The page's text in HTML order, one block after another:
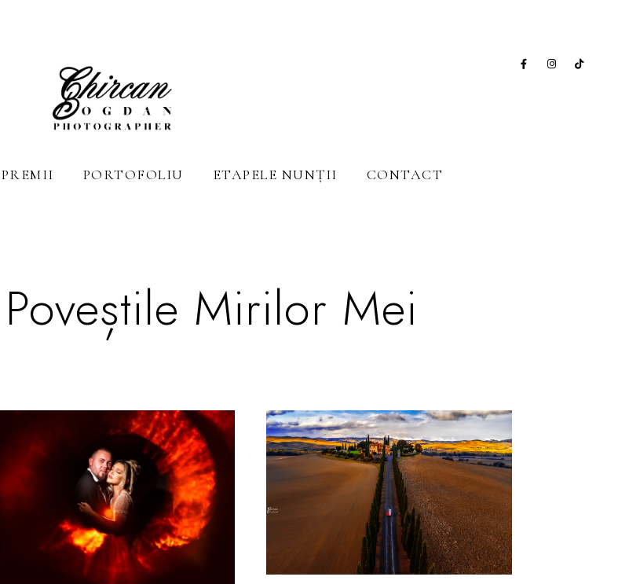
PREMII PORTOFOLIU ETAPELE NUNȚII CONTACT
Poveștile Mirilor Mei